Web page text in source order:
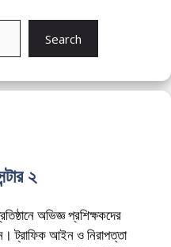
Search
২
অভিজ্ঞ প্রশিক্ষকদের
ট্রাফিক আইন ও নিরাপত্তা